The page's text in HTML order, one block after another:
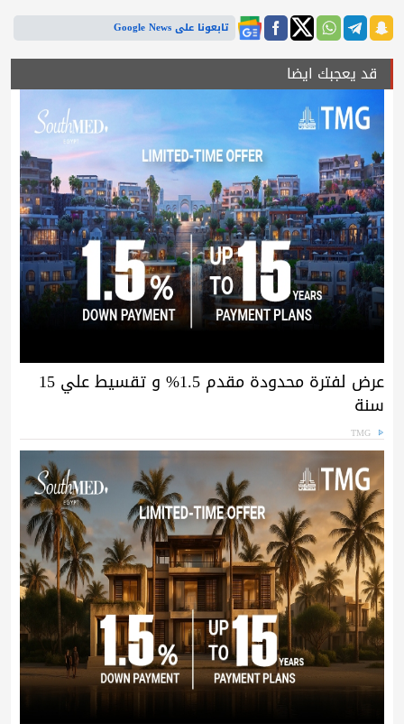
تابعونا على Google News
قد يعجبك ايضا
عرض لفترة محدودة مقدم 1.5% و تقسيط علي 15
سنة
TMG